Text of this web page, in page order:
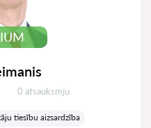
Atsauksmes:
0 atsauksmju
tiesību aizsardzība